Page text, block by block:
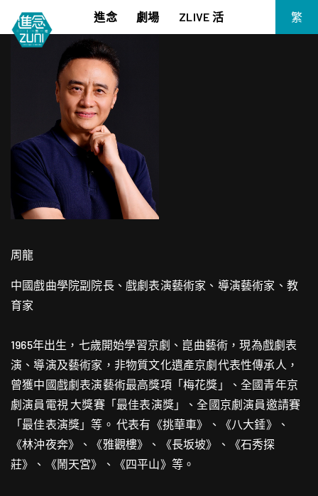
進念
進念實驗劇場文獻庫
劇場
《筆墨大冒險》
KJ 黃家正鋼琴獨奏會《五行》
《麥克白夫人～詩》
《13．67》2.1
《諸神會藝術節》暨《榮念曾青年藝術學堂 2026》
《戲曲金庸．笑傲江湖》廣州巡演 2026
ZLIVE 活 繁
周龍
中國戲曲學院副院長、戲劇表演藝術家、導演藝術家、教
育家
1965年出生，七歲開始學習京劇、崑曲藝術，現為戲劇表
演、導演及藝術家，非物質文化遺產京劇代表性傳承人，
曾獲中國戲劇表演藝術最高獎項「梅花獎」、全國青年京
劇演員電視 大獎賽「最佳表演獎」、全國京劇演員邀請賽
「最佳表演獎」等。 代表有《挑華車》、《八大錘》、
《林沖夜奔》、《雅觀樓》、《長坂坡》、《石秀探
莊》、《鬧天宮》、《四平山》等。